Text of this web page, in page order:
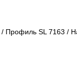
/ Профиль SL 7163 /